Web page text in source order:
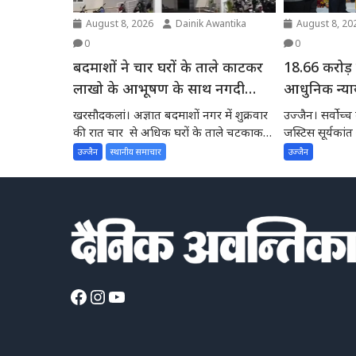
August 8, 2026
Dainik Awantika
0
बदमाशों ने चार घरों के ताले काटकर
लाखो के आभूषण के साथ नगदी
चुराए
खरसौदकलां। अज्ञात बदमाशों नगर में शुक्रवार
की रात चार से अधिक घरों के ताले चटकाकर
लाखों...
उज्जैन स्थानीय समाचार
August 8,
0
18.66
आधुनिक
सर्वोच्च
मुख्यमंत्री ने
उज्जैन।
जस्टिस
ने उज्जैन
उज्जैन
Facebook
Instagram
YouTube